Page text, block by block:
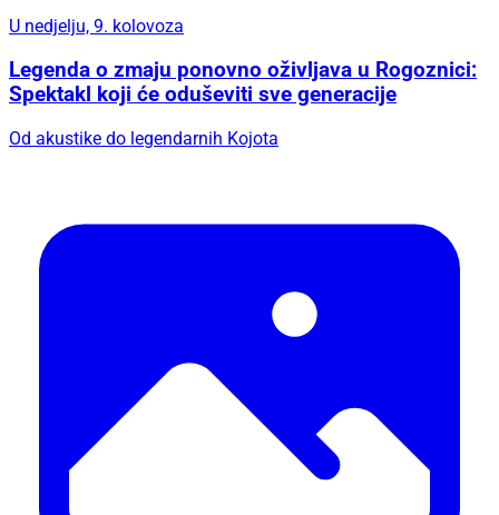
U nedjelju, 9. kolovoza
Legenda o zmaju ponovno oživljava u Rogoznici:
Spektakl koji će oduševiti sve generacije
Od akustike do legendarnih Kojota